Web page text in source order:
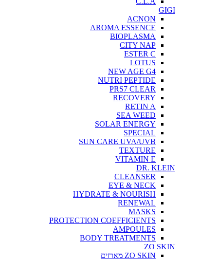
GIGI
ACNON
AROMA ESSENCE
BIOPLASMA
CITY NAP
ESTER C
LOTUS
NEW AGE G4
NUTRI PEPTIDE
PRS7 CLEAR
RECOVERY
RETIN A
SEA WEED
SOLAR ENERGY
SPECIAL
SUN CARE UVA/UVB
TEXTURE
VITAMIN E
DR. KLEIN
CLEANSER
EYE & NECK
HYDRATE & NOURISH
RENEWAL
MASKS
PROTECTION COEFFICIENTS
AMPOULES
BODY TREATMENTS
ZO SKIN
ZO SKIN מארזים